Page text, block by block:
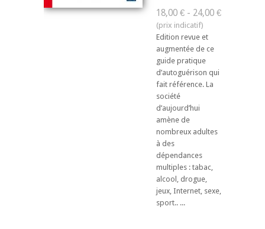
18,00 € - 24,00 €
Edition revue et
augmentée de ce
guide pratique
d’autoguérison qui
fait référence. La
société
d’aujourd’hui
amène de
nombreux adultes
à des
dépendances
multiples : tabac,
alcool, drogue,
jeux, Internet, sexe,
sport.. ...